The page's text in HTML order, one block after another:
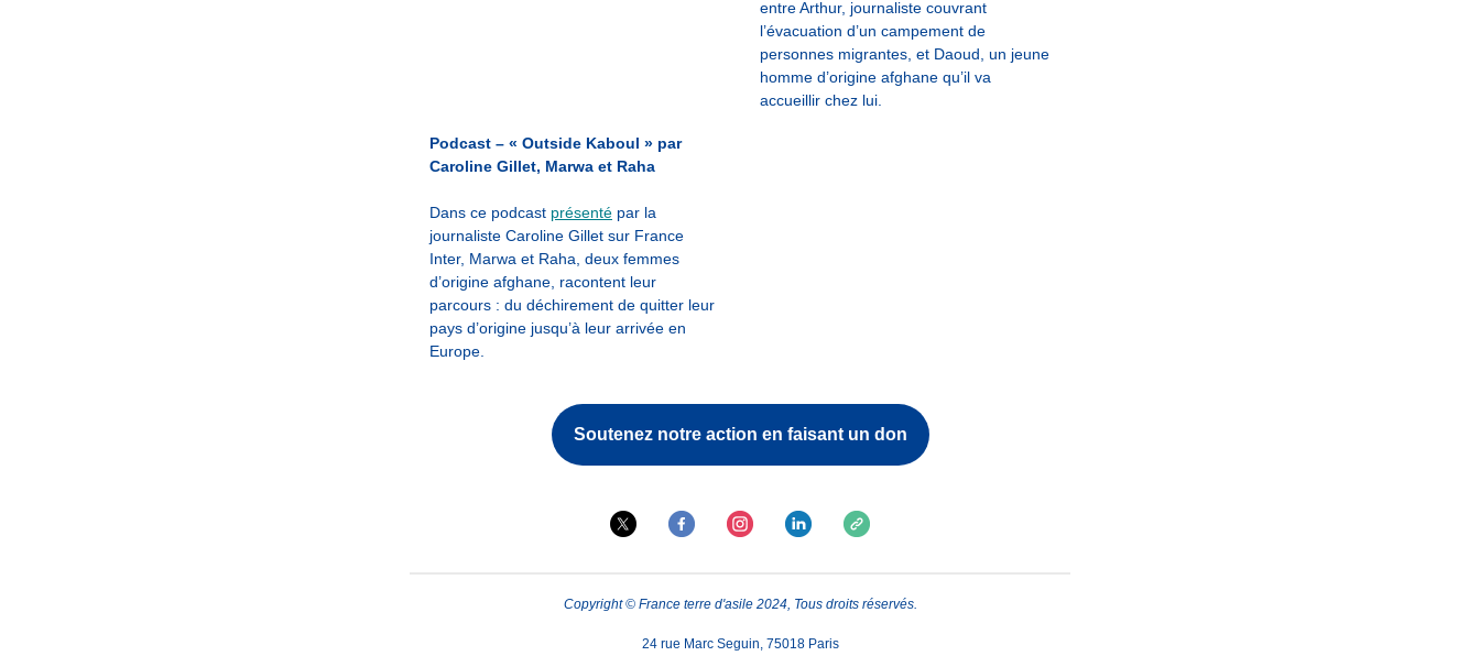
entre Arthur, journaliste couvrant
l’évacuation d’un campement de
personnes migrantes, et Daoud, un jeune
homme d’origine afghane qu’il va
accueillir chez lui.
Podcast – « Outside Kaboul » par
Caroline Gillet, Marwa et Raha
Dans ce podcast présenté par la
journaliste Caroline Gillet sur France
Inter, Marwa et Raha, deux femmes
d’origine afghane, racontent leur
parcours : du déchirement de quitter leur
pays d’origine jusqu’à leur arrivée en
Europe.
Soutenez notre action en faisant un don
Copyright © France terre d'asile 2024, Tous droits réservés.
24 rue Marc Seguin, 75018 Paris